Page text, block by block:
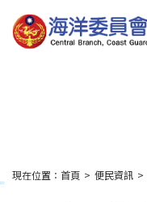
到
主
要
:::
現在位置： 首頁 > 便民資訊 >